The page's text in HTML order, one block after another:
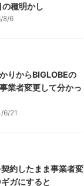
種明かし
8/6
りからBIGLOBEの
業者変更して分かっ
6/21
約したまま事業者変
ガにすると